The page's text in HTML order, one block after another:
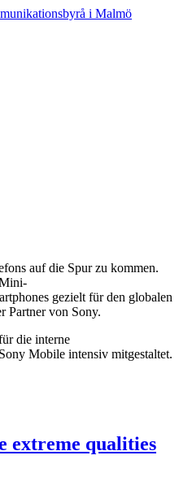
auf die Spur zu kommen.
gezielt für den globalen
Partner von Sony.
die interne
Mobile intensiv mitgestaltet.
extreme qualities